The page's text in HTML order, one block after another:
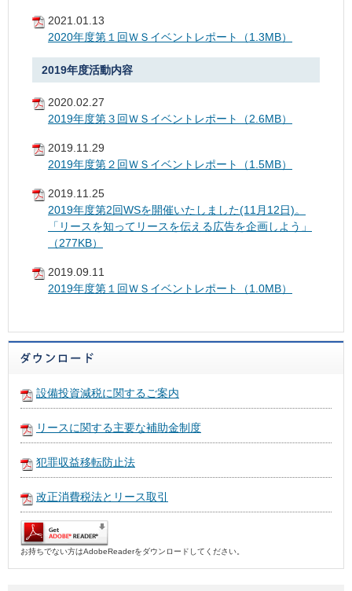
2021.01.13
2020年度第１回ＷＳイベントレポート（1.3MB）
2019年度活動内容
2020.02.27
2019年度第３回ＷＳイベントレポート（2.6MB）
2019.11.29
2019年度第２回ＷＳイベントレポート（1.5MB）
2019.11.25
2019年度第2回WSを開催いたしました(11月12日)。
「リースを知ってリースを伝える広告を企画しよう」
（277KB）
2019.09.11
2019年度第１回ＷＳイベントレポート（1.0MB）
設備投資減税に関するご案内
リースに関する主要な補助金制度
犯罪収益移転防止法
改正消費税法とリース取引
お持ちでない方はAdobeReaderをダウンロードしてください。